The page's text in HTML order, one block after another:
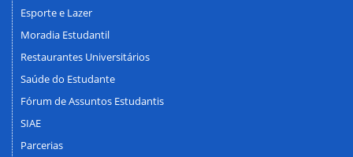
Esporte e Lazer
Moradia Estudantil
Restaurantes Universitários
Saúde do Estudante
Fórum de Assuntos Estudantis
SIAE
Parcerias